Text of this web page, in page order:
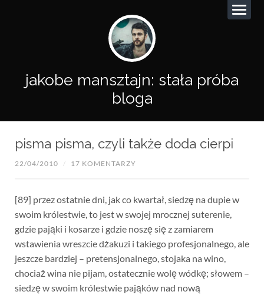
jakobe mansztajn: stała próba
bloga
pisma pisma, czyli także doda cierpi
22/04/2010 / 17 KOMENTARZY
[89] przez ostatnie dni, jak co kwartał, siedzę na dupie w
swoim królestwie, to jest w swojej mrocznej suterenie,
gdzie pająki i kosarze i gdzie noszę się z zamiarem
wstawienia wreszcie dżakuzi i takiego profesjonalnego, ale
jeszcze bardziej – pretensjonalnego, stojaka na wino,
chociaż wina nie pijam, ostatecznie wolę wódkę; słowem –
siedzę w swoim królestwie pająków nad nową